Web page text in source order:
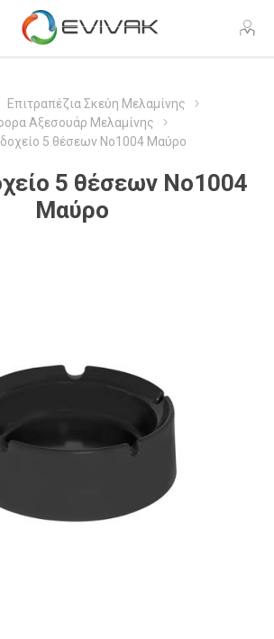
Επιτραπέζια Σκεύη Μελαμίνης
Αξεσουάρ Μελαμίνης
5 θέσεων Νο1004 Μαύρο
5 θέσεων Νο1004
Μαύρο